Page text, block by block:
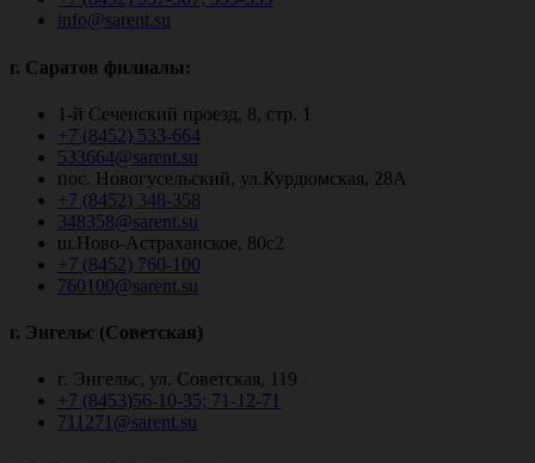
info@sarent.su
г. Саратов филиалы:
1-й Сеченский проезд, 8, стр. 1
+7 (8452) 533-664
533664@sarent.su
пос. Новогусельский, ул.Курдюмская, 28А
+7 (8452) 348-358
348358@sarent.su
ш.Ново-Астраханское, 80с2
+7 (8452) 760-100
760100@sarent.su
г. Энгельс (Советская)
г. Энгельс, ул. Советская, 119
+7 (8453)56-10-35; 71-12-71
711271@sarent.su